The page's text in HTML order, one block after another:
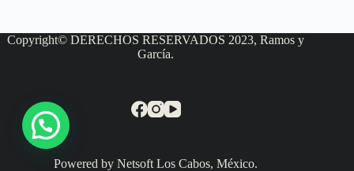
Copyright© DERECHOS RESERVADOS 2023, Ramos y
García.
Powered by Netsoft Los Cabos, México.